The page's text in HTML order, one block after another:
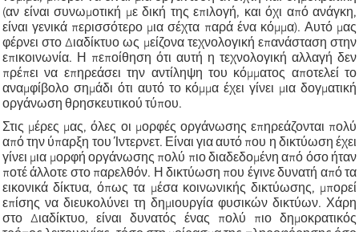
(αν είναι συνωμοτική με δική της επιλογή, και όχι από ανάγκη,
είναι γενικά περισσότερο μια σέχτα παρά ένα κόμμα). Αυτό μας
φέρνει στο Διαδίκτυο ως μείζονα τεχνολογική επανάσταση στην
επικοινωνία. Η πεποίθηση ότι αυτή η τεχνολογική αλλαγή δεν
πρέπει να επηρεάσει την αντίληψη του κόμματος αποτελεί το
αναμφίβολο σημάδι ότι αυτό το κόμμα έχει γίνει μια δογματική
οργάνωση θρησκευτικού τύπου.
Στις μέρες μας, όλες οι μορφές οργάνωσης επηρεάζονται πολύ
από την ύπαρξη του Ίντερνετ. Είναι για αυτό που η δικτύωση έχει
γίνει μια μορφή οργάνωσης πολύ πιο διαδεδομένη από όσο ήταν
ποτέ άλλοτε στο παρελθόν. Η δικτύωση που έγινε δυνατή από τα
εικονικά δίκτυα, όπως τα μέσα κοινωνικής δικτύωσης, μπορεί
επίσης να διευκολύνει τη δημιουργία φυσικών δικτύων. Χάρη
στο Διαδίκτυο, είναι δυνατός ένας πολύ πιο δημοκρατικός